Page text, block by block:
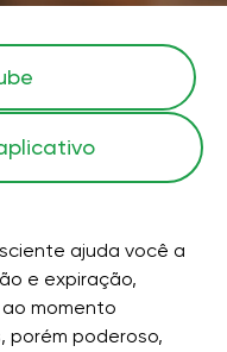
ajuda você a
e expiração,
momento
porém poderoso,